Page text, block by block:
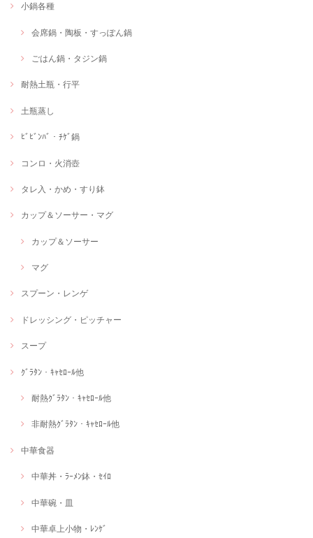
小鍋各種
会席鍋・陶板・すっぽん鍋
ごはん鍋・タジン鍋
耐熱土瓶・行平
土瓶蒸し
ﾋﾞﾋﾞﾝﾊﾞ・ﾁｹﾞ鍋
コンロ・火消壺
タレ入・かめ・すり鉢
カップ＆ソーサー・マグ
カップ＆ソーサー
マグ
スプーン・レンゲ
ドレッシング・ピッチャー
スープ
ｸﾞﾗﾀﾝ・ｷｬｾﾛｰﾙ他
耐熱ｸﾞﾗﾀﾝ・ｷｬｾﾛｰﾙ他
非耐熱ｸﾞﾗﾀﾝ・ｷｬｾﾛｰﾙ他
中華食器
中華丼・ﾗｰﾒﾝ鉢・ｾｲﾛ
中華碗・皿
中華卓上小物・ﾚﾝｹﾞ